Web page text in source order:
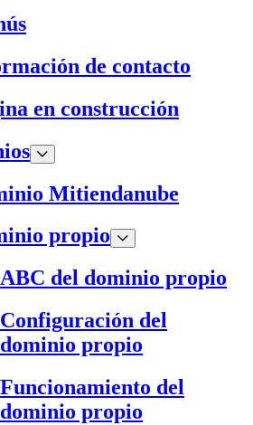
de contacto
en construcción
Mitiendanube
propio
ABC del dominio propio
Configuración del
dominio propio
Funcionamiento del
dominio propio